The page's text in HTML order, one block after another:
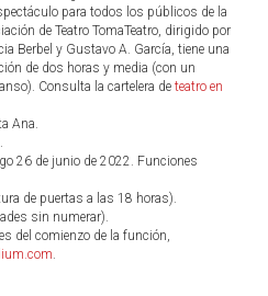
para todos los públicos de la
de Teatro TomaTeatro, dirigido por
Berbel y Gustavo A. García, tiene una
de dos horas y media (con un
Consulta la cartelera de teatro en
Ana.
26 de junio de 2022. Funciones
de puertas a las 18 horas).
sin numerar).
del comienzo de la función,
.